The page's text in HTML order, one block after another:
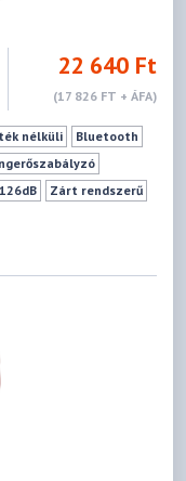
22 640 Ft
(17 826 FT + ÁFA)
nélküli
Bluetooth
126dB
Zárt rendszerű